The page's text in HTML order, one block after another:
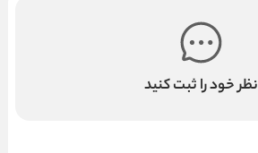
نظر خود را ثبت کنید